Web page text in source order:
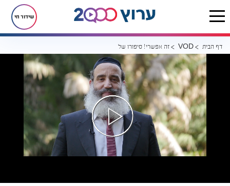
שידור חי
דף הבית VOD זה אפשרי! סיפורו של איתן זינגר מפי הרב פנגר